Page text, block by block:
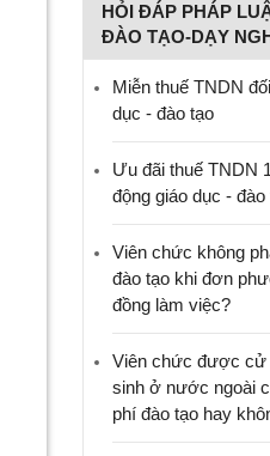
HỎI ĐÁP PHÁP
ĐÀO TẠO-DẠY
Miễn thuế TNDN
dục - đào tạo
Ưu đãi thuế TNDN
động giáo dục - đào
Viên chức không
đào tạo khi đơn
đồng làm việc?
Viên chức được cử
sinh ở nước ngoài
phí đào tạo hay